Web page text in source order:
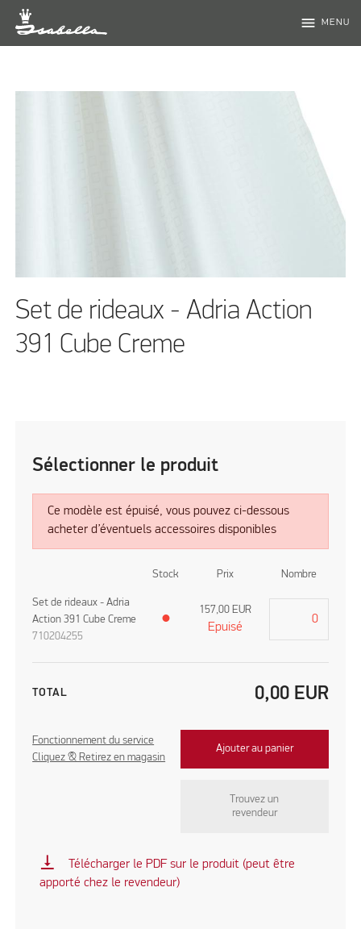
menu MENU
Set de rideaux - Adria Action
391 Cube Creme
Sélectionner le produit
Ce modèle est épuisé, vous pouvez ci-dessous
acheter d’éventuels accessoires disponibles
Stock Prix Nombre
Set de rideaux - Adria
Action 391 Cube Creme
710204255
●
157,00 EUR
Epuisé
TOTAL 0,00 EUR
Fonctionnement du service
Cliquez & Retirez en magasin
Ajouter au panier
Trouvez un
revendeur
vertical_align_bottom
Télécharger le PDF sur le produit (peut être
apporté chez le revendeur)